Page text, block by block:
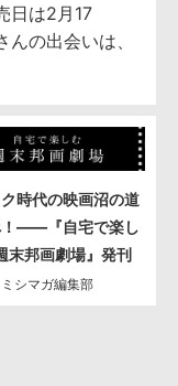
日は2月17
の出会いは、
時代の映画沼の道
！――『自宅で楽し
邦画劇場』発刊
ミシマガ編集部